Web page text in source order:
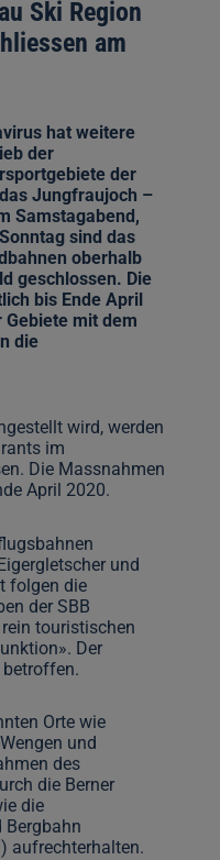
Ski Region
am
hat weitere
der
der
Jungfraujoch –
Samstagabend,
sind das
oberhalb
geschlossen. Die
bis Ende April
Gebiete mit dem
die
wird, werden
im
Die Massnahmen
April 2020.
und
folgen die
der SBB
touristischen
Der
Orte wie
und
des
die Berner
die
Bergbahn
aufrechterhalten.